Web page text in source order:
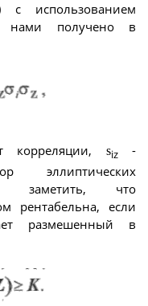
использованием
нами получено в
siz-
эллиптических
заметить, что
рентабельна, если
размешенный в